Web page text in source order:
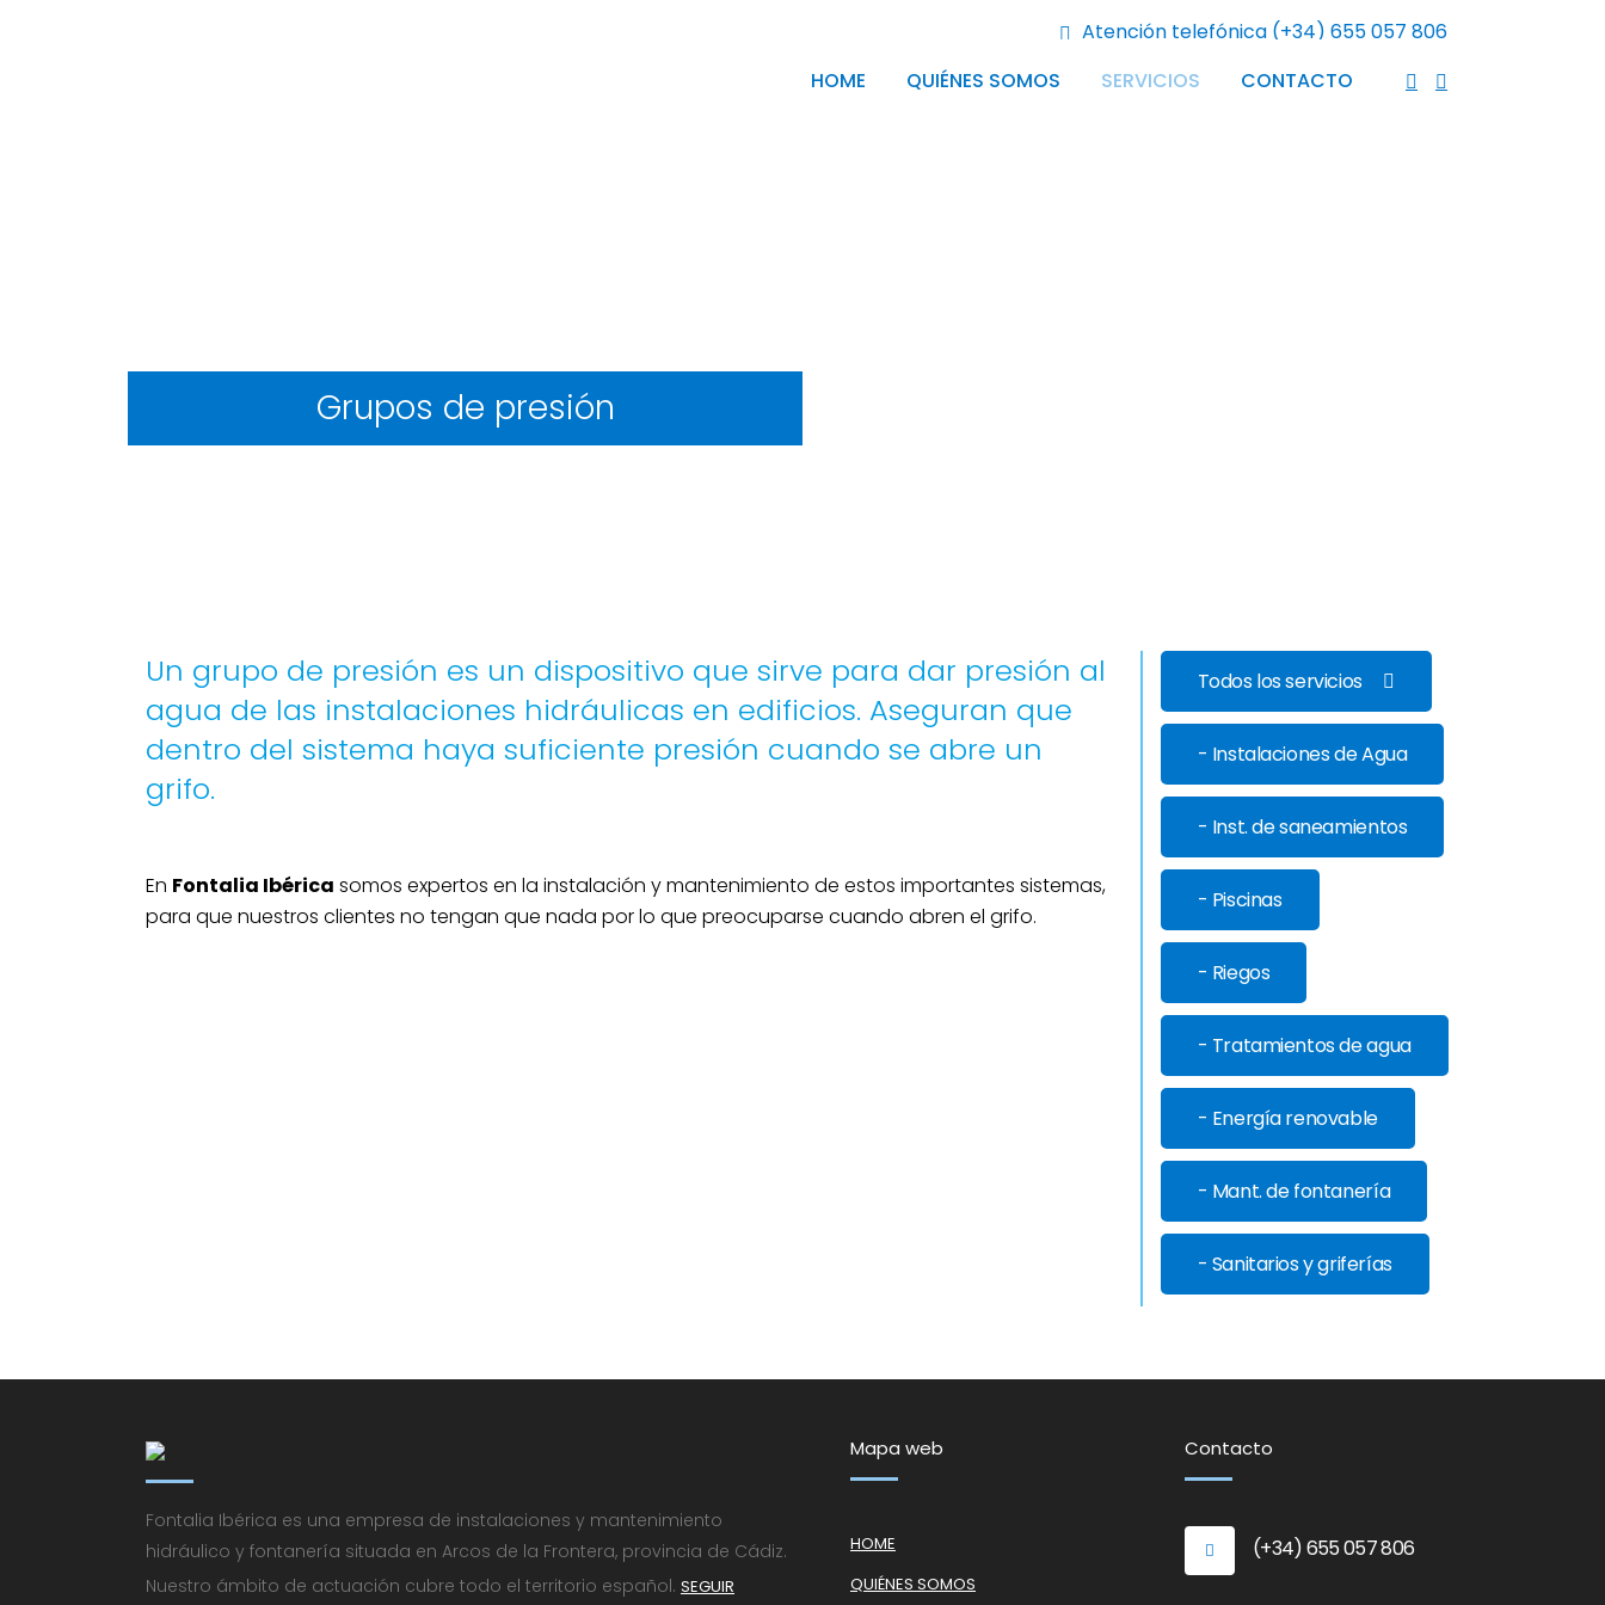
Atención telefónica (+34) 655 057 806
HOME
QUIÉNES SOMOS SERVICIOS CONTACTO
Grupos de presión
Un grupo de presión es un dispositivo que sirve para dar presión al
agua de las instalaciones hidráulicas en edificios. Aseguran que
dentro del sistema haya suficiente presión cuando se abre un
grifo.
En Fontalia Ibérica somos expertos en la instalación y mantenimiento de estos importantes sistemas,
para que nuestros clientes no tengan que nada por lo que preocuparse cuando abren el grifo.
Todos los servicios
- Instalaciones de Agua
- Inst. de saneamientos
- Piscinas
- Riegos
- Tratamientos de agua
- Energía renovable
- Mant. de fontanería
- Sanitarios y griferías
Fontalia Ibérica es una empresa de instalaciones y mantenimiento
hidráulico y fontanería situada en Arcos de la Frontera, provincia de Cádiz.
Nuestro ámbito de actuación cubre todo el territorio español. SEGUIR
Mapa web
HOME
QUIÉNES SOMOS
Contacto
(+34) 655 057 806